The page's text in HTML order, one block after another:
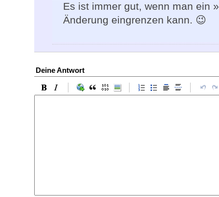
Es ist immer gut, wenn man ein
Änderung eingrenzen kann. 😉
Deine Antwort